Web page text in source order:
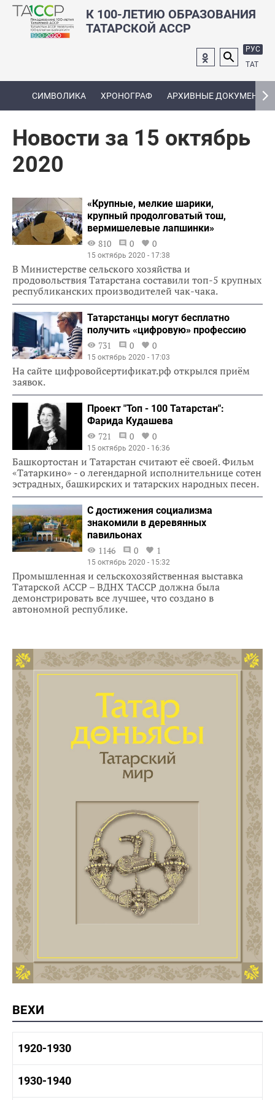
К 100-ЛЕТИЮ ОБРАЗОВАНИЯ
ТАТАРСКОЙ АССР
РУС
ТАТ
СИМВОЛИКА ХРОНОГРАФ АРХИВНЫЕ ДОКУМЕНТЫ
Новости за 15 октябрь
2020
«Крупные, мелкие шарики,
крупный продолговатый тош,
вермишелевые лапшинки»
810
0 0
15 октябрь 2020 - 17:38
В Министерстве сельского хозяйства и
продовольствия Татарстана составили топ-5 крупных
республиканских производителей чак-чака.
Татарстанцы могут бесплатно
получить «цифровую» профессию
731
0 0
15 октябрь 2020 - 17:03
На сайте цифровойсертификат.рф открылся приём
заявок.
Проект "Топ - 100 Татарстан":
Фарида Кудашева
721
0 0
15 октябрь 2020 - 16:36
Башкортостан и Татарстан считают её своей. Фильм
«Татаркино» - о легендарной исполнительнице сотен
эстрадных, башкирских и татарских народных песен.
С достижения социализма
знакомили в деревянных
павильонах
1146
0 1
15 октябрь 2020 - 15:32
Промышленная и сельскохозяйственная выставка
Татарской АССР – ВДНХ ТАССР должна была
демонстрировать все лучшее, что создано в
автономной республике.
ВЕХИ
1920-1930
1920-1930 история
1930-1940